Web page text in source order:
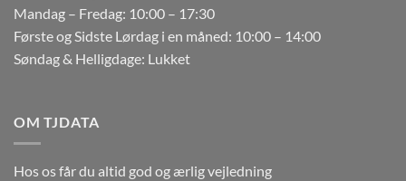
Mandag – Fredag: 10:00 – 17:30
Første og Sidste Lørdag i en måned: 10:00 – 14:00
Søndag & Helligdage: Lukket
OM TJDATA
Hos os får du altid god og ærlig vejledning